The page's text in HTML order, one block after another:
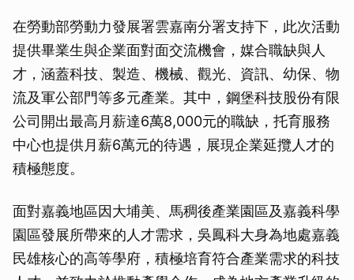
在勞動部勞動力發展署雲嘉南分署支持下，此次活動
提供畢業生與企業面對面交流機會，媒合職缺與人
才，涵蓋科技、製造、機械、觀光、資訊、幼保、物
流及軍公部門等多元產業。其中，鋼堡科技股份有限
公司開出最高月薪達6萬8,000元的職缺，托育服務
中心也提供月薪6萬元的待遇，展現企業延攬人才的
積極態度。
面對嘉義地區因大埔美、馬稠後產業園區及嘉義科學
園區發展所帶來的人才需求，吳鳳科大身為地處嘉義
民雄核心的高等學府，積極培育符合產業需求的科技